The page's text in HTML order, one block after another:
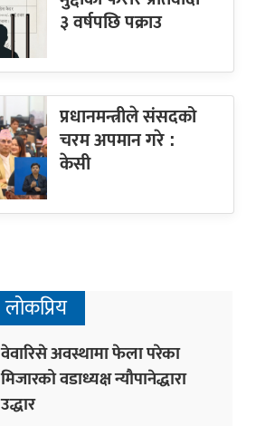
३ वर्षपछि पक्राउ
प्रधानमन्त्रीले संसदको
चरम अपमान गरे :
केसी
लोकप्रिय
वेवारिसे अवस्थामा फेला परेका
मिजारको वडाध्यक्ष न्यौपानेद्धारा
उद्धार